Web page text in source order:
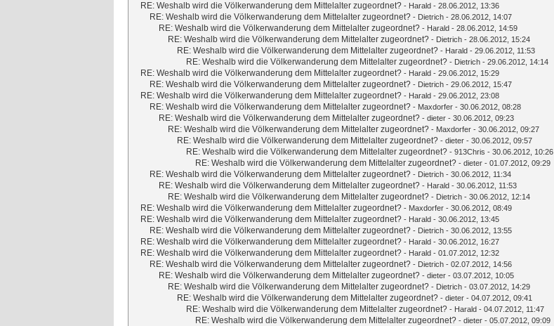
RE: Weshalb wird die Völkerwanderung dem Mittelalter zugeordnet? - Harald - 28.06.2012, 13:36
RE: Weshalb wird die Völkerwanderung dem Mittelalter zugeordnet? - Dietrich - 28.06.2012, 14:07
RE: Weshalb wird die Völkerwanderung dem Mittelalter zugeordnet? - Harald - 28.06.2012, 14:59
RE: Weshalb wird die Völkerwanderung dem Mittelalter zugeordnet? - Dietrich - 28.06.2012, 15:24
RE: Weshalb wird die Völkerwanderung dem Mittelalter zugeordnet? - Harald - 29.06.2012, 11:53
RE: Weshalb wird die Völkerwanderung dem Mittelalter zugeordnet? - Dietrich - 29.06.2012, 14:14
RE: Weshalb wird die Völkerwanderung dem Mittelalter zugeordnet? - Harald - 29.06.2012, 15:29
RE: Weshalb wird die Völkerwanderung dem Mittelalter zugeordnet? - Dietrich - 29.06.2012, 15:47
RE: Weshalb wird die Völkerwanderung dem Mittelalter zugeordnet? - Harald - 29.06.2012, 23:08
RE: Weshalb wird die Völkerwanderung dem Mittelalter zugeordnet? - Maxdorfer - 30.06.2012, 08:28
RE: Weshalb wird die Völkerwanderung dem Mittelalter zugeordnet? - dieter - 30.06.2012, 09:23
RE: Weshalb wird die Völkerwanderung dem Mittelalter zugeordnet? - Maxdorfer - 30.06.2012, 09:27
RE: Weshalb wird die Völkerwanderung dem Mittelalter zugeordnet? - dieter - 30.06.2012, 09:57
RE: Weshalb wird die Völkerwanderung dem Mittelalter zugeordnet? - 913Chris - 30.06.2012, 10:26
RE: Weshalb wird die Völkerwanderung dem Mittelalter zugeordnet? - dieter - 01.07.2012, 09:29
RE: Weshalb wird die Völkerwanderung dem Mittelalter zugeordnet? - Dietrich - 30.06.2012, 11:34
RE: Weshalb wird die Völkerwanderung dem Mittelalter zugeordnet? - Harald - 30.06.2012, 11:53
RE: Weshalb wird die Völkerwanderung dem Mittelalter zugeordnet? - Dietrich - 30.06.2012, 12:14
RE: Weshalb wird die Völkerwanderung dem Mittelalter zugeordnet? - Maxdorfer - 30.06.2012, 08:49
RE: Weshalb wird die Völkerwanderung dem Mittelalter zugeordnet? - Harald - 30.06.2012, 13:45
RE: Weshalb wird die Völkerwanderung dem Mittelalter zugeordnet? - Dietrich - 30.06.2012, 13:55
RE: Weshalb wird die Völkerwanderung dem Mittelalter zugeordnet? - Harald - 30.06.2012, 16:27
RE: Weshalb wird die Völkerwanderung dem Mittelalter zugeordnet? - Harald - 01.07.2012, 12:32
RE: Weshalb wird die Völkerwanderung dem Mittelalter zugeordnet? - Dietrich - 02.07.2012, 14:56
RE: Weshalb wird die Völkerwanderung dem Mittelalter zugeordnet? - dieter - 03.07.2012, 10:05
RE: Weshalb wird die Völkerwanderung dem Mittelalter zugeordnet? - Dietrich - 03.07.2012, 14:29
RE: Weshalb wird die Völkerwanderung dem Mittelalter zugeordnet? - dieter - 04.07.2012, 09:41
RE: Weshalb wird die Völkerwanderung dem Mittelalter zugeordnet? - Harald - 04.07.2012, 11:47
RE: Weshalb wird die Völkerwanderung dem Mittelalter zugeordnet? - dieter - 05.07.2012, 09:09